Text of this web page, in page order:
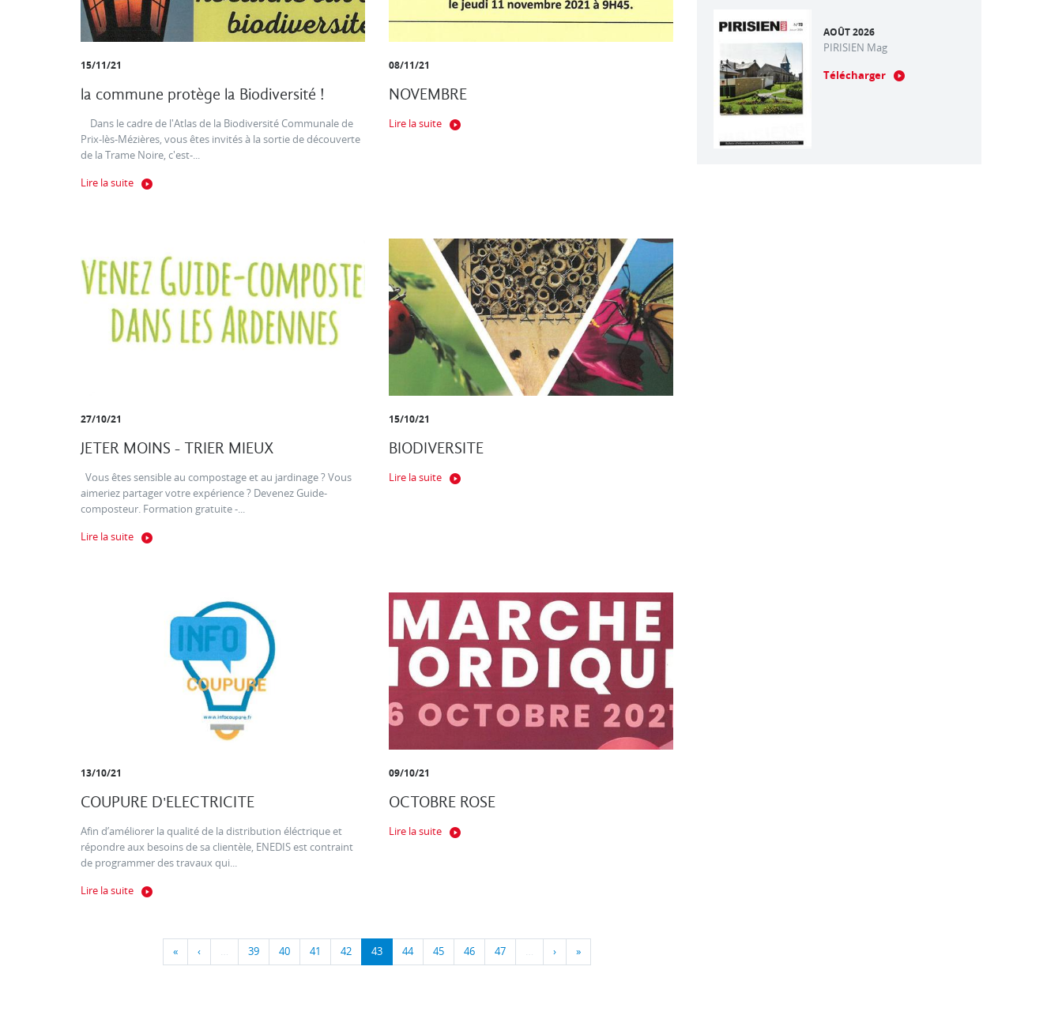
15/11/21
la commune protège la Biodiversité !
Dans le cadre de l'Atlas de la Biodiversité Communale de
Prix-lès-Mézières, vous êtes invités à la sortie de découverte
de la Trame Noire, c'est-...
Lire la suite
08/11/21
NOVEMBRE
Lire la suite
27/10/21
JETER MOINS - TRIER MIEUX
Vous êtes sensible au compostage et au jardinage ? Vous
aimeriez partager votre expérience ? Devenez Guide-
composteur. Formation gratuite -...
Lire la suite
15/10/21
BIODIVERSITE
Lire la suite
13/10/21
COUPURE D'ELECTRICITE
Afin d’améliorer la qualité de la distribution éléctrique et
répondre aux besoins de sa clientèle, ENEDIS est contraint
de programmer des travaux qui...
Lire la suite
09/10/21
OCTOBRE ROSE
Lire la suite
« ‹ … 39 40 41 42 43 44 45 46 47 … › »
AOÛT 2026
PIRISIEN Mag
Télécharger